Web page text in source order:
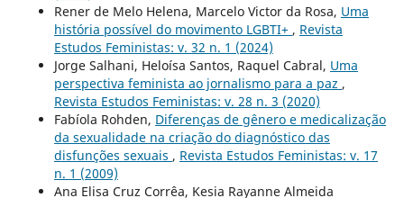
Rener de Melo Helena, Marcelo Victor da Rosa, Uma
história possível do movimento LGBTI+ , Revista
Estudos Feministas: v. 32 n. 1 (2024)
Jorge Salhani, Heloísa Santos, Raquel Cabral, Uma
perspectiva feminista ao jornalismo para a paz ,
Revista Estudos Feministas: v. 28 n. 3 (2020)
Fabíola Rohden, Diferenças de gênero e medicalização
da sexualidade na criação do diagnóstico das
disfunções sexuais , Revista Estudos Feministas: v. 17
n. 1 (2009)
Ana Elisa Cruz Corrêa, Kesia Rayanne Almeida